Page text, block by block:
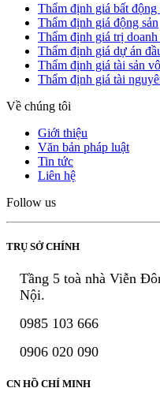
Thẩm định giá bất động
Thẩm định giá động sản
Thẩm định giá trị
Thẩm định giá dự án
Thẩm định giá tài sản
Thẩm định giá tài
Về chúng tôi
Giới thiệu
Văn bản pháp luật
Tin tức
Liên hệ
Follow us
TRỤ SỞ CHÍNH
Tầng 5 toà nhà Viễn
Nội.
0985 103 666
0906 020 090
CN HỒ CHÍ MINH